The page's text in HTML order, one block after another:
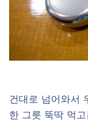
건대로 넘어와서
한 그릇 뚝딱 먹